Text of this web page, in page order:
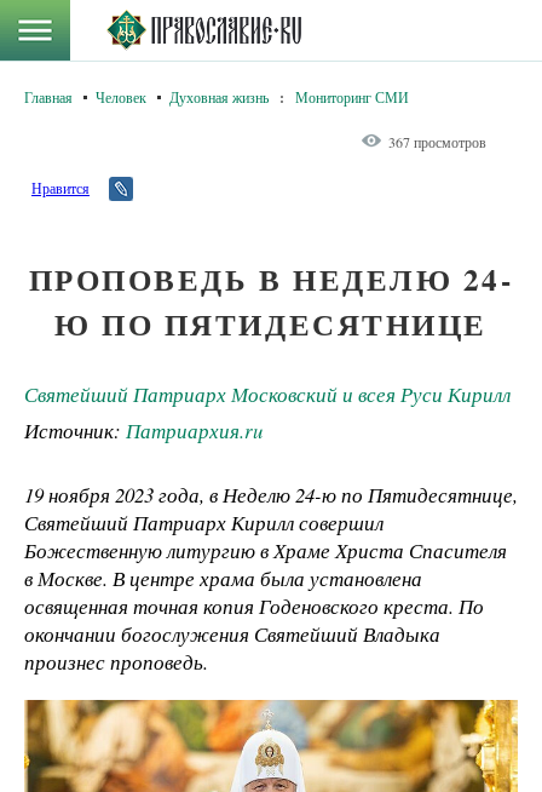
Главная Человек Духовная жизнь : Мониторинг СМИ
367 просмотров
Нравится
ПРОПОВЕДЬ В НЕДЕЛЮ 24-
Ю ПО ПЯТИДЕСЯТНИЦЕ
Святейший Патриарх Московский и всея Руси Кирилл
Источник: Патриархия.ru
19 ноября 2023 года, в Неделю 24-ю по Пятидесятнице,
Святейший Патриарх Кирилл совершил
Божественную литургию в Храме Христа Спасителя
в Москве. В центре храма была установлена
освященная точная копия Годеновского креста. По
окончании богослужения Святейший Владыка
произнес проповедь.